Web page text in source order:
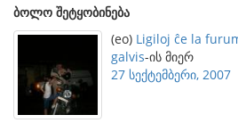
ბოლო შეტყობინება
(eo) Ligiloj ĉe la
galvis-ის მიერ
27 სექტემბერი, 2007